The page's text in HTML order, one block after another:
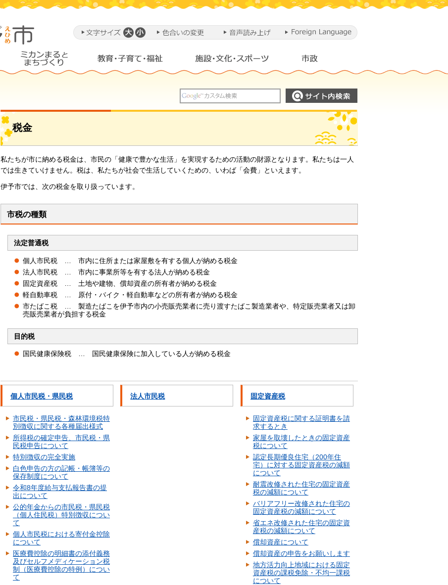
税金
私たちが市に納める税金は、市民の「健康で豊かな生活」を実現するための活動の財源となります。私たちは一人
では生きていけません。税は、私たちが社会で生活していくための、いわば「会費」といえます。
伊予市では、次の税金を取り扱っています。
市税の種類
法定普通税
個人市民税 市内に住所または家屋敷を有する個人が納める税金
法人市民税
市内に事業所等を有する法人が納める税金
固定資産税
土地や建物、償却資産の所有者が納める税金
軽自動車税
原付・バイク・軽自動車などの所有者が納める税金
市たばこ税
製造たばこを伊予市内の小売販売業者に売り渡すたばこ製造業者や、特定販売業者又は卸
売販売業者が負担する税金
目的税
国民健康保険税 国 民健康保険に加入している人が納める税金
個人市民税・県民税
市民税・県民税・森林環境税特
別徴収に関する各種届出様式
所得税の確定申告、市民税・県
民税申告について
特別徴収の完全実施
白色申告の方の記帳・帳簿等の
保存制度について
令和8年度給与支払報告書の提
出について
公的年金からの市民税・県民税
（個人住民税）特別徴収につい
て
個人市民税における寄付金控除
について
医療費控除の明細書の添付義務
及びセルフメディケーション税
制（医療費控除の特例）につい
て
法人市民税 固定資産税
固定資産税に関する証明書を請
求するとき
家屋を取壊したときの固定資産
税について
認定長期優良住宅（200年住
宅）に対する固定資産税の減額
について
耐震改修された住宅の固定資産
税の減額について
バリアフリー改修された住宅の
固定資産税の減額について
省エネ改修された住宅の固定資
産税の減額について
償却資産について
償却資産の申告をお願いします
地方活力向上地域における固定
資産税の課税免除・不均一課税
について